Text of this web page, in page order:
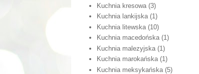
Kuchnia kresowa (3)
Kuchnia lankijska (1)
Kuchnia litewska (10)
Kuchnia macedońska (1)
Kuchnia malezyjska (1)
Kuchnia marokańska (1)
Kuchnia meksykańska (5)